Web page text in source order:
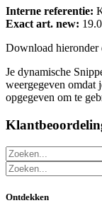
Interne referentie:
Exact art. new:
Download hieronder
Je dynamische
weergegeven omdat
opgegeven om te
Ontdekken